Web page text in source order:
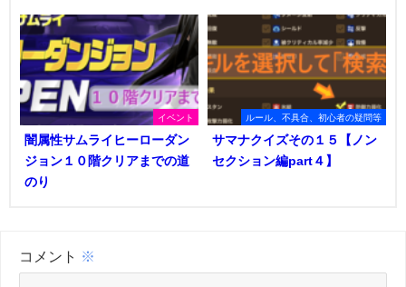
イベント
闇属性サムライヒーローダン
ジョン１０階クリアまでの道
のり
ルール、不具合、初心者の疑問等
サマナクイズその１５【ノン
セクション編part４】
コメント ※